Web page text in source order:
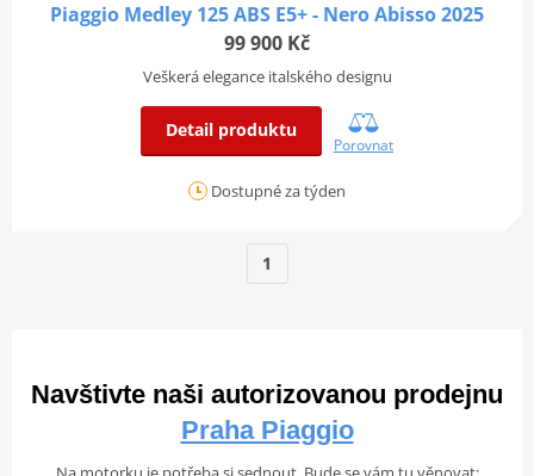
Piaggio Medley 125 ABS E5+ - Nero Abisso 2025
99 900 Kč
Veškerá elegance italského designu
Detail produktu
Porovnat
Dostupné za týden
1
Navštivte naši autorizovanou prodejnu
Praha Piaggio